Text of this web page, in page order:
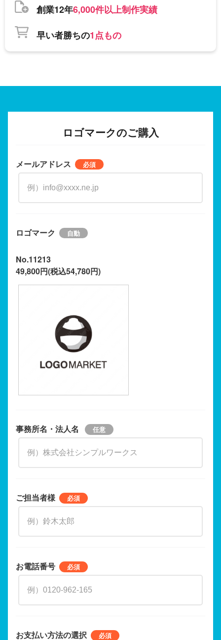
創業12年6,000件以上制作実績
早い者勝ちの1点もの
ロゴマークのご購入
メールアドレス
ロゴマーク
No.11213
49,800円(税込54,780円)
事務所名・法人名
ご担当者様
お電話番号
お支払い方法の選択